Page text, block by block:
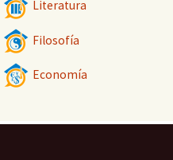
Literatura
Filosofía
Economía